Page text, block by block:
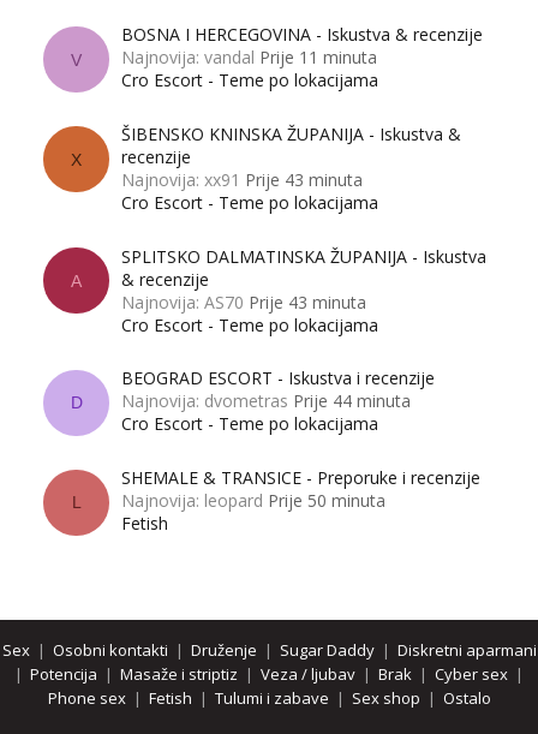
V
BOSNA I HERCEGOVINA - Iskustva & recenzije
Najnovija: vandal Prije 11 minuta
Cro Escort - Teme po lokacijama
X
ŠIBENSKO KNINSKA ŽUPANIJA - Iskustva &
recenzije
Najnovija: xx91 Prije 43 minuta
Cro Escort - Teme po lokacijama
A
SPLITSKO DALMATINSKA ŽUPANIJA - Iskustva
& recenzije
Najnovija: AS70 Prije 43 minuta
Cro Escort - Teme po lokacijama
D
BEOGRAD ESCORT - Iskustva i recenzije
Najnovija: dvometras Prije 44 minuta
Cro Escort - Teme po lokacijama
L
SHEMALE & TRANSICE - Preporuke i recenzije
Najnovija: leopard Prije 50 minuta
Fetish
Sex| Osobni kontakti | Druženje | Sugar Daddy| Diskretni aparmani
| Potencija | Masaže i striptiz | Veza / ljubav | Brak | Cyber sex |
Phone sex| Fetish | Tulumi i zabave | Sex shop | Ostalo